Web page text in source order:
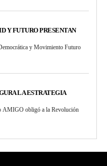
Y FUTURO PRESENTAN
y Movimiento Futuro
LA ESTRATEGIA
AMIGO obligó a la Revolución